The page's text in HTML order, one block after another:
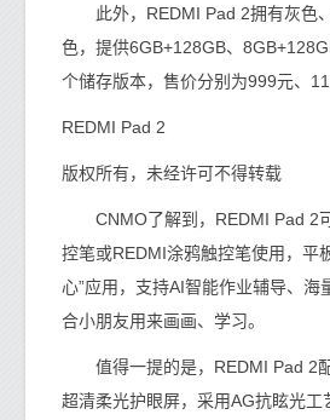
此外，REDMI Pad 2拥有灰色
色，提供6GB+128GB、
个储存版本，售价分别为999元、
REDMI Pad 2
版权所有，未经许可不得转载
CNMO了解到，REDMI Pad 2
控笔或REDMI涂鸦触控笔使用，平
心”应用，支持AI智能作业辅导、海
合小朋友用来画画、学习。
值得一提的是，REDMI Pad 2
超清柔光护眼屏，采用AG抗眩光工